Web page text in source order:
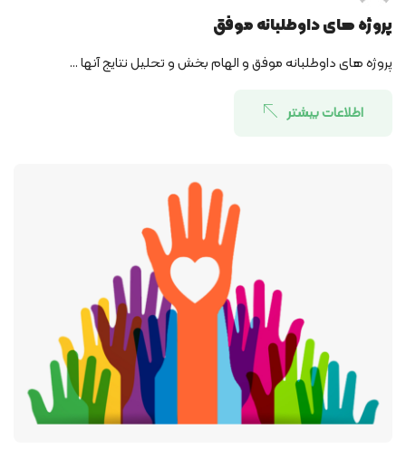
پروژه ­های داوطلبانه موفق
پروژه ­های داوطلبانه موفق و الهام بخش و تحلیل نتایج آنها ...
اطلاعات بیشتر